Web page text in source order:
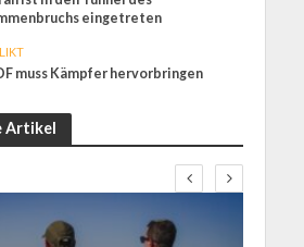
eingetreten
muss Kämpfer hervorbringen
Artikel